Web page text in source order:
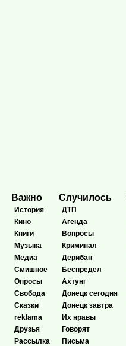
Важно
История
Кино
Книги
Музыка
Медиа
Смишное
Опросы
Свобода
Сказки
reklama
Друзья
Рассылка
Случилось
ДТП
Агенда
Вопросы
Криминал
Дерибан
Беспредел
Ахтунг
Донецк сегодня
Донецк завтра
Их нравы
Говорят
Письма